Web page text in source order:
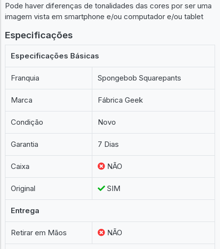
Pode haver diferenças de tonalidades das cores por ser uma
imagem vista em smartphone e/ou computador e/ou tablet
Especificações
Especificações Básicas
Franquia Spongebob Squarepants
Marca Fábrica Geek
Condição Novo
Garantia 7 Dias
Caixa NÃO
Original SIM
Entrega
Retirar em Mãos NÃO